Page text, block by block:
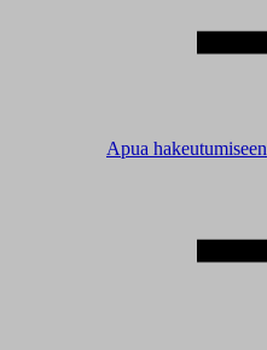
Apua hakeutumiseen